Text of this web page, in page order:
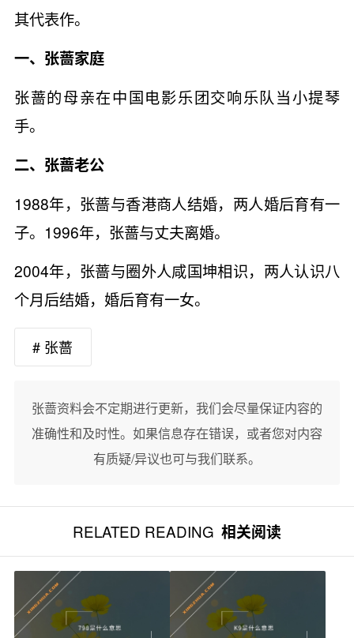
其代表作。
一、张蔷家庭
张蔷的母亲在中国电影乐团交响乐队当小提琴
手。
二、张蔷老公
1988年，张蔷与香港商人结婚，两人婚后育有一
子。1996年，张蔷与丈夫离婚。
2004年，张蔷与圈外人咸国坤相识，两人认识八
个月后结婚，婚后育有一女。
# 张蔷
张蔷资料会不定期进行更新，我们会尽量保证内容的
准确性和及时性。如果信息存在错误，或者您对内容
有质疑/异议也可与我们联系。
RELATED READING 相关阅读